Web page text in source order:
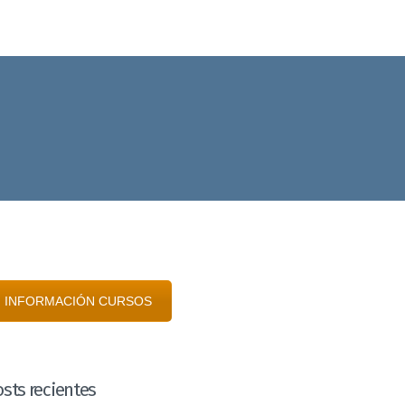
INFORMACIÓN CURSOS
recientes